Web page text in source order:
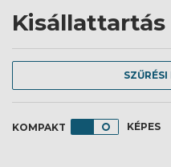
Kisállattartás
KÉPES